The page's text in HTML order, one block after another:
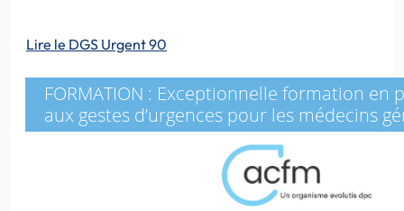
Lire le DGS Urgent 90
FORMATION : Exceptionnelle formation en
aux gestes d’urgences pour les médecins